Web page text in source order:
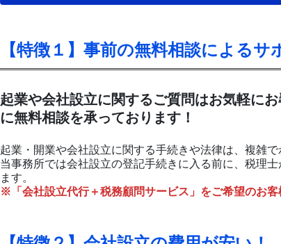
【特徴１】事前の無料相談によるサ
起業や会社設立に関するご質問はお気軽に
に無料相談を承っております！
起業・開業や会社設立に関する手続きや法律は、複雑で
当事務所では会社設立の登記手続きに入る前に、税理
ます。
※「会社設立代行＋税務顧問サービス」をご希望のお客